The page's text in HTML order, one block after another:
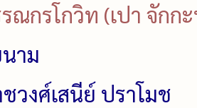
ณกรโกวิท (เปา จักก
าม
วงศ์เสนีย์ ปราโมช